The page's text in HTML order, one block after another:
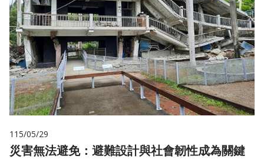
115/05/29
災害無法避免：避難設計與社會韌性成為關鍵